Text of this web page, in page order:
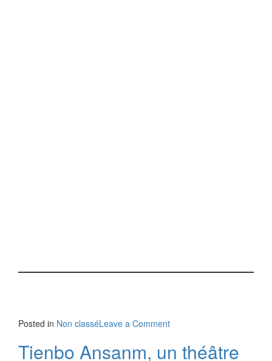
Posted in Non classéLeave a Comment
Tienbo Ansanm, un théâtre